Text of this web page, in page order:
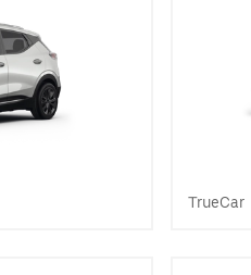
TrueCar